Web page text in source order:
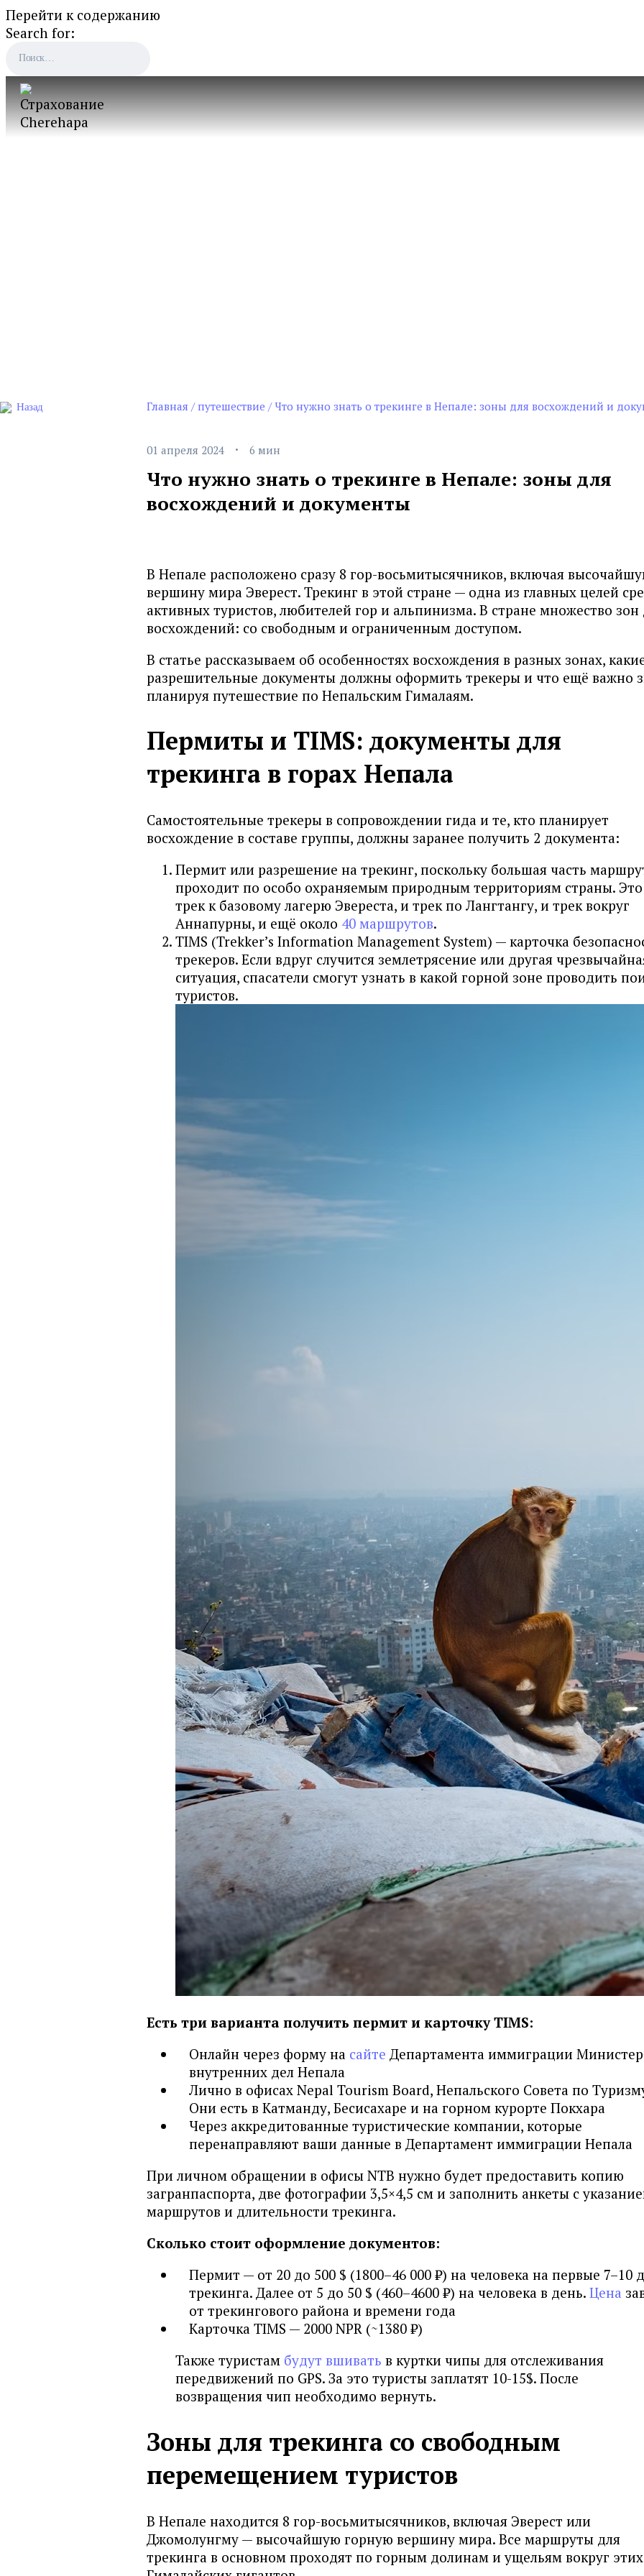
Перейти к содержанию
Search for:
Назад Главная /путешествие /Что нужно знать о трекинге в Непале: зоны для восхождений и
01 апреля 2024 · 6 мин
Что нужно знать о трекинге в Непале: зоны для
восхождений и документы
В Непале расположено сразу 8 гор-восьмитысячников, включая
вершину мира Эверест. Трекинг в этой стране — одна из главных целей
активных туристов, любителей гор и альпинизма. В стране множество зон
восхождений: со свободным и ограниченным доступом.
В статье рассказываем об особенностях восхождения в разных зонах,
разрешительные документы должны оформить трекеры и что ещё важно
планируя путешествие по Непальским Гималаям.
Пермиты и TIMS: документы для
трекинга в горах Непала
Самостоятельные трекеры в сопровождении гида и те, кто планирует
восхождение в составе группы, должны заранее получить 2 документа:
Пермит или разрешение на трекинг, поскольку большая часть
проходит по особо охраняемым природным территориям страны.
трек к базовому лагерю Эвереста, и трек по Лангтангу, и трек вокруг
Аннапурны, и ещё около 40 маршрутов.
TIMS (Trekker’s Information Management System) — карточка
трекеров. Если вдруг случится землетрясение или другая
ситуация, спасатели смогут узнать в какой горной зоне проводить
туристов.
Есть три варианта получить пермит и карточку TIMS:
Онлайн через форму на сайте Департамента иммиграции
внутренних дел Непала
Лично в офисах Nepal Tourism Board, Непальского Совета по
Они есть в Катманду, Бесисахаре и на горном курорте Покхара
Через аккредитованные туристические компании, которые
перенаправляют ваши данные в Департамент иммиграции Непала
При личном обращении в офисы NTB нужно будет предоставить копию
загранпаспорта, две фотографии 3,5×4,5 см и заполнить анкеты с
маршрутов и длительности трекинга.
Сколько стоит оформление документов:
Пермит — от 20 до 500 $ (1800–46 000 ₽) на человека на первые 7–10
трекинга. Далее от 5 до 50 $ (460–4600 ₽) на человека в день. Цена
от трекингового района и времени года
Карточка TIMS — 2000 NPR (~1380 ₽)
Также туристам будут вшивать в куртки чипы для отслеживания
передвижений по GPS. За это туристы заплатят 10-15$. После
возвращения чип необходимо вернуть.
Зоны для трекинга со свободным
перемещением туристов
В Непале находится 8 гор-восьмитысячников, включая Эверест или
Джомолунгму — высочайшую горную вершину мира. Все маршруты для
трекинга в основном проходят по горным долинам и ущельям вокруг этих